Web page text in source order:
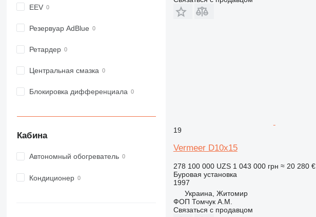
EEV
Резервуар AdBlue
Ретардер
Центральная смазка
Блокировка дифференциала
Кабина
Автономный обогреватель
Кондиционер
19
Vermeer D10x15
278 100 000 UZS 1 043 000 грн ≈ 20 280 €
Буровая установка
1997
Украина, Житомир
ФОП Томчук А.М.
Связаться с продавцом